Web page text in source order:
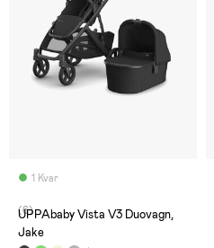
1 Kvar
(6)
UPPAbaby Vista V3 Duovagn,
Jake